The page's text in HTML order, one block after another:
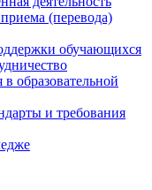
(перевода)
обучающихся
образовательной
и требования